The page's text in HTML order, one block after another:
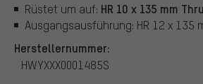
Rüstet um auf: HR 10 x 135 mm
Ausgangsausführung: HR 12 x 135
Herstellernummer:
HWYXXX0001485S